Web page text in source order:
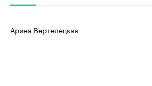
Арина Вертелецкая